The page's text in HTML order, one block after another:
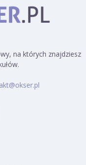
na których znajdziesz